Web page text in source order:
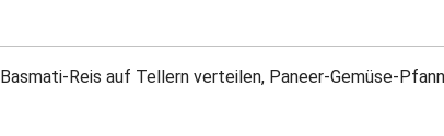
Basmati-Reis auf Tellern verteilen, Paneer-Gemüse-